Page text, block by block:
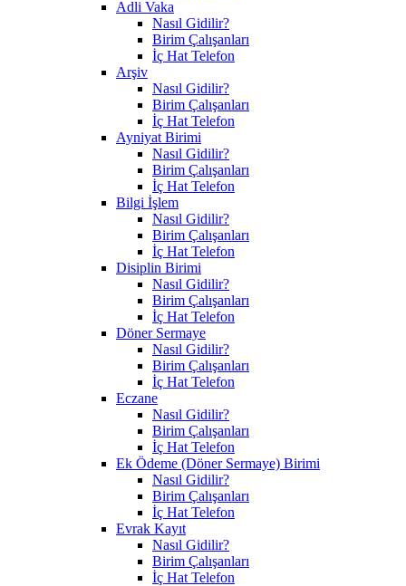
Adli Vaka
Nasıl Gidilir?
Birim Çalışanları
İç Hat Telefon
Arşiv
Nasıl Gidilir?
Birim Çalışanları
İç Hat Telefon
Ayniyat Birimi
Nasıl Gidilir?
Birim Çalışanları
İç Hat Telefon
Bilgi İşlem
Nasıl Gidilir?
Birim Çalışanları
İç Hat Telefon
Disiplin Birimi
Nasıl Gidilir?
Birim Çalışanları
İç Hat Telefon
Döner Sermaye
Nasıl Gidilir?
Birim Çalışanları
İç Hat Telefon
Eczane
Nasıl Gidilir?
Birim Çalışanları
İç Hat Telefon
Ek Ödeme (Döner Sermaye) Birimi
Nasıl Gidilir?
Birim Çalışanları
İç Hat Telefon
Evrak Kayıt
Nasıl Gidilir?
Birim Çalışanları
İç Hat Telefon